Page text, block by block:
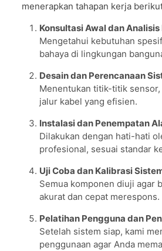
menerapkan tahapan kerja
Konsultasi Awal dan Analisis
Mengetahui kebutuhan
bahaya di lingkungan
Desain dan Perencanaan
Menentukan titik-titik
jalur kabel yang efisien.
Instalasi dan Penempatan
Dilakukan dengan hati-hati
profesional, sesuai standar
Uji Coba dan Kalibrasi
Semua komponen diuji agar
akurat dan cepat merespons.
Pelatihan Pengguna dan
Setelah sistem siap, kami
penggunaan agar Anda